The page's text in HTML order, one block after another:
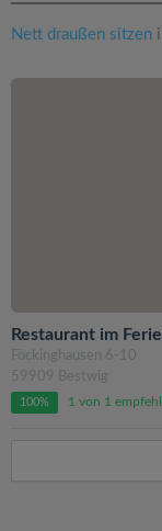
Nett draußen sitzen
Restaurant im
Föckinghausen 6-10
59909 Bestwig
100% 1 von 1